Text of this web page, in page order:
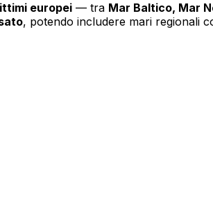
europei — tra Mar Baltico, Mar
, potendo includere mari regionali